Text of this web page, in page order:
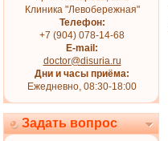
Клиника "Левобережная"
Телефон:
+7 (904) 078-14-68
E-mail:
doctor@disuria.ru
Дни и часы приёма:
Ежедневно, 08:30-18:00
Задать вопрос